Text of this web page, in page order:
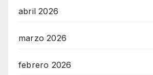
abril 2026
marzo 2026
febrero 2026